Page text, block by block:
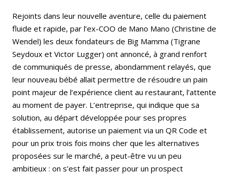
Rejoints dans leur nouvelle aventure, celle du paiement
fluide et rapide, par l’ex-COO de Mano Mano (Christine de
Wendel) les deux fondateurs de Big Mamma (Tigrane
Seydoux et Victor Lugger) ont annoncé, à grand renfort
de communiqués de presse, abondamment relayés, que
leur nouveau bébé allait permettre de résoudre un pain
point majeur de l’expérience client au restaurant, l’attente
au moment de payer. L’entreprise, qui indique que sa
solution, au départ développée pour ses propres
établissement, autorise un paiement via un QR Code et
pour un prix trois fois moins cher que les alternatives
proposées sur le marché, a peut-être vu un peu
ambitieux : on s’est fait passer pour un prospect